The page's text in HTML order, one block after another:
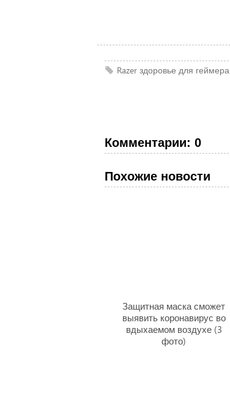
Razer здоровье для геймера
Комментарии: 0
Похожие новости
Защитная маска сможет
выявить коронавирус во
вдыхаемом воздухе (3
фото)